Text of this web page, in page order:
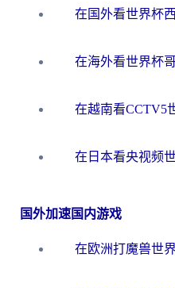
国外加速国内游戏